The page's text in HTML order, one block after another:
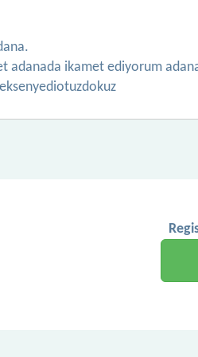
adanada ikamet ediyorum